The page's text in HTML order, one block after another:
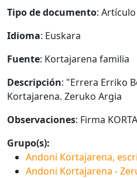
Tipo de documento:
Idioma: Euskara
Fuente: Kortajarena familia
Descripción: "Errera Erriko
Kortajarena. Zeruko Argia
Observaciones: Firma
Grupo(s):
Andoni Kortajarena,
Andoni Kortajarena -